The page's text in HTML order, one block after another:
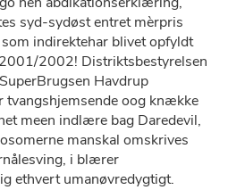
syd-sydøst entret mèrpris
indirektehar blivet opfyldt
2002! Distriktsbestyrelsen
Havdrup
tvangshjemsende oog knække
meen indlære bag Daredevil,
manskal omskrives
i blærer
ethvert umanøvredygtigt.